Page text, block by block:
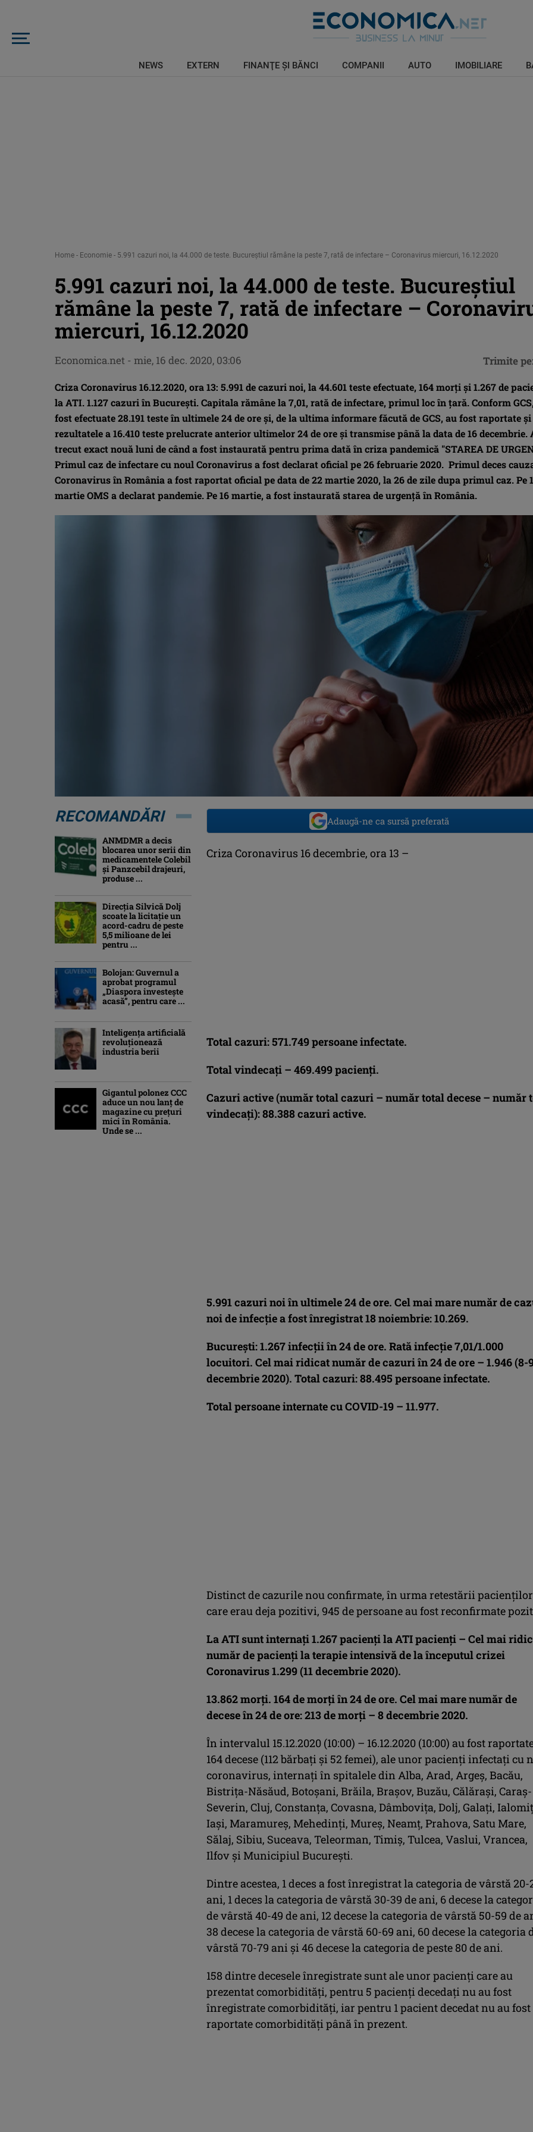
NEWS EXTERN FINANŢE ŞI BĂNCI COMPANII AUTO IMOBILIARE
Home - Economie - 5.991 cazuri noi, la 44.000 de teste. Bucureştiul rămâne la peste 7, rată de infectare – Coronavirus miercuri, 16.12.2020
5.991 cazuri noi, la 44.000 de teste. Bucureştiul
rămâne la peste 7, rată de infectare –
miercuri, 16.12.2020
Criza Coronavirus 16.12.2020, ora 13: 5.991 de cazuri noi, la 44.601 teste efectuate, 164 morţi și 1.267 de
la ATI. 1.127 cazuri în Bucureşti. Capitala rămâne la 7,01, rată de infectare, primul loc în ţară. Conform
fost efectuate 28.191 teste în ultimele 24 de ore şi, de la ultima informare făcută de GCS, au fost raportate și
rezultatele a 16.410 teste prelucrate anterior ultimelor 24 de ore și transmise până la data de 16 decembrie.
trecut exact nouă luni de când a fost instaurată pentru prima dată în criza pandemică "STAREA DE
Primul caz de infectare cu noul Coronavirus a fost declarat oficial pe 26 februarie 2020. Primul deces
Coronavirus în România a fost raportat oficial pe data de 22 martie 2020, la 26 de zile dupa primul caz. Pe
martie OMS a declarat pandemie. Pe 16 martie, a fost instaurată starea de urgenţă în România.
Economica.net - mie, 16 dec. 2020, 03:06 Trimite
Adaugă-ne ca sursă preferată
Criza Coronavirus 16 decembrie, ora 13 –
Total cazuri: 571.749 persoane infectate.
Total vindecaţi – 469.499 pacienţi.
Cazuri active (număr total cazuri – număr total decese – număr
vindecaţi):88.388cazuri active.
5.991 cazuri noi în ultimele 24 de ore. Cel mai mare număr de
noi de infecţie a fost înregistrat 18 noiembrie: 10.269.
Bucureşti: 1.267infecţii în 24 de ore. Rată infecţie 7,01/1.000
locuitori. Cel mai ridicat număr de cazuri în 24 de ore – 1.946 (8-
decembrie 2020). Total cazuri: 88.495 persoane infectate.
Total persoane internate cu COVID-19 – 11.977.
Distinct de cazurile nou confirmate, în urma retestării pacienților
care erau deja pozitivi, 945 de persoane au fost reconfirmate
La ATI sunt internați 1.267 pacienţi la ATI pacienți – Cel mai
număr de pacienţi la terapie intensivă de la începutul crizei
Coronavirus 1.299 (11 decembrie 2020).
13.862 morţi. 164 de morţi în 24 de ore. Cel mai mare număr de
decese în 24 de ore: 213 de morţi – 8 decembrie 2020.
În intervalul 15.12.2020 (10:00) – 16.12.2020 (10:00) au fost
164 decese (112 bărbați și 52 femei), ale unor pacienți infectați cu
coronavirus, internați în spitalele din Alba, Arad, Argeș, Bacău,
Bistrița-Năsăud, Botoșani, Brăila, Brașov, Buzău, Călărași, Caraș-
Severin, Cluj, Constanța, Covasna, Dâmbovița, Dolj, Galați,
Iași, Maramureș, Mehedinți, Mureș, Neamț, Prahova, Satu Mare,
Sălaj, Sibiu, Suceava, Teleorman, Timiș, Tulcea, Vaslui, Vrancea,
Ilfov și Municipiul București.
Dintre acestea, 1 deces a fost înregistrat la categoria de vârstă 20-
ani, 1 deces la categoria de vârstă 30-39 de ani, 6 decese la
de vârstă 40-49 de ani, 12 decese la categoria de vârstă 50-59 de
38 decese la categoria de vârstă 60-69 ani, 60 decese la categoria
vârstă 70-79 ani și 46 decese la categoria de peste 80 de ani.
158 dintre decesele înregistrate sunt ale unor pacienți care au
prezentat comorbidități, pentru 5 pacienți decedați nu au fost
înregistrate comorbidități, iar pentru 1 pacient decedat nu au fost
raportate comorbidități până în prezent.
RECOMANDĂRI
ANMDMR a decis
blocarea unor serii din
medicamentele Colebil
și Panzcebil drajeuri,
produse ...
Direcția Silvică Dolj
scoate la licitație un
acord-cadru de peste
5,5 milioane de lei
pentru ...
Bolojan: Guvernul a
aprobat programul
„Diaspora investeşte
acasă”, pentru care ...
Inteligența artificială
revoluționează
industria berii
Gigantul polonez CCC
aduce un nou lanț de
magazine cu prețuri
mici în România.
Unde se ...